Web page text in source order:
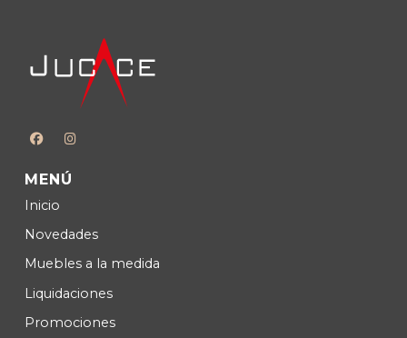
MENÚ
Inicio
Novedades
Muebles a la medida
Liquidaciones
Promociones